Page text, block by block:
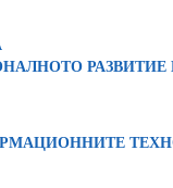
РАЗВИТИЕ